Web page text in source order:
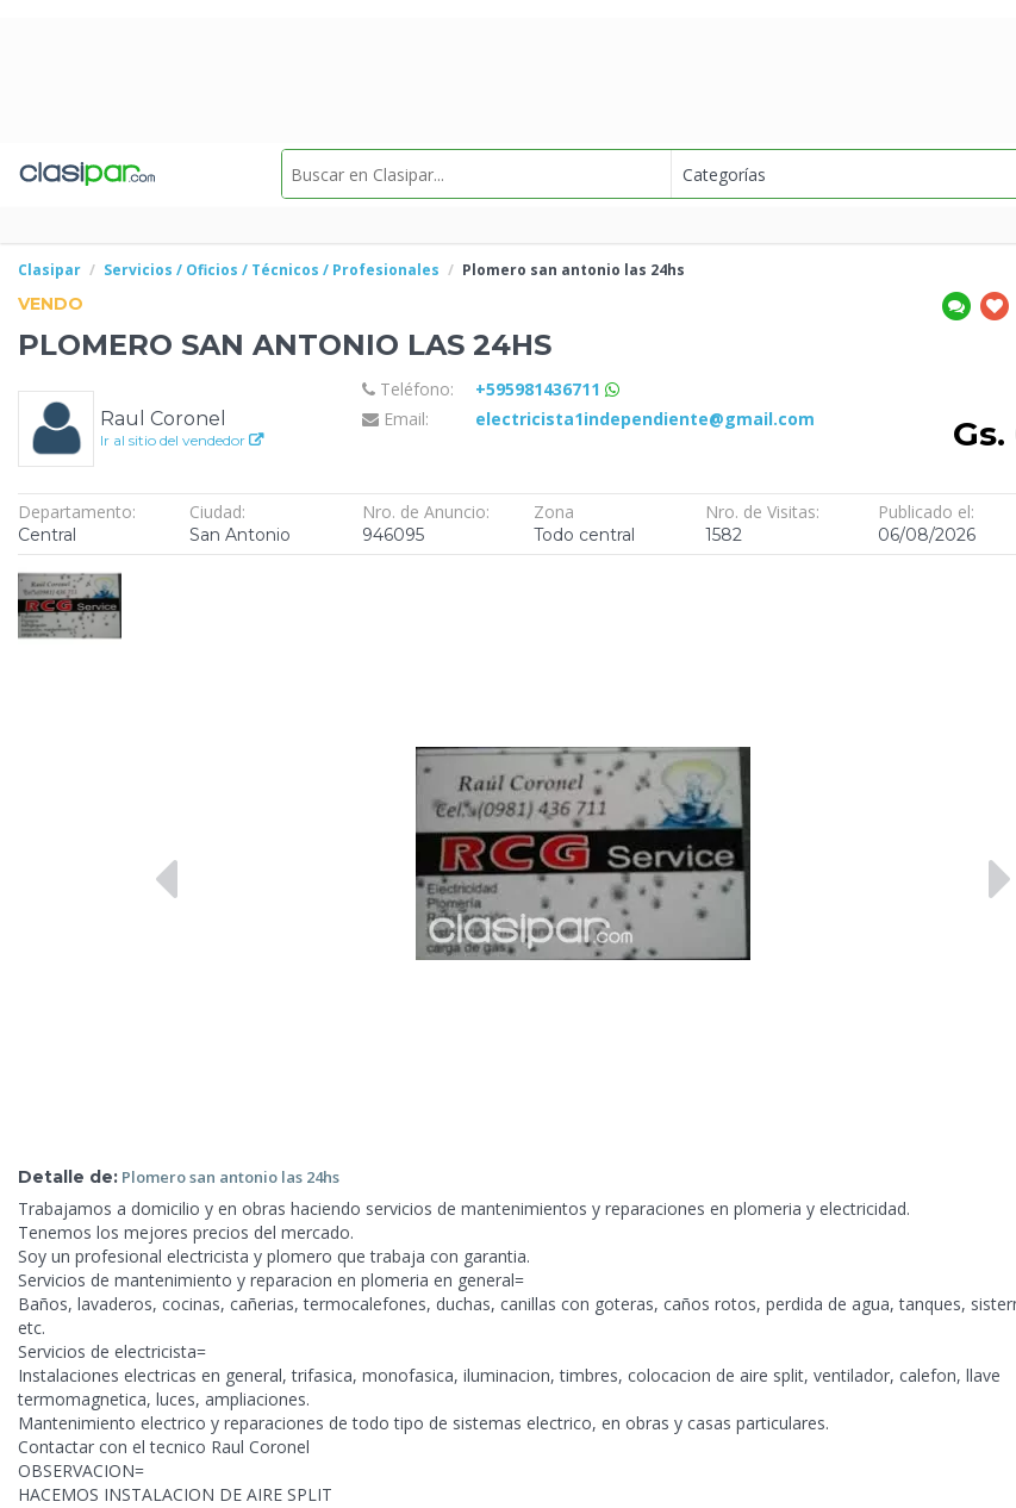
Clasipar Servicios / Oficios / Técnicos / Profesionales Plomero san antonio las 24hs
VENDO
PLOMERO SAN ANTONIO LAS 24HS
Raul Coronel
Ir al sitio del vendedor
Teléfono:
+595981436711
Email:
electricista1independiente@gmail.com Gs.
Departamento:
Central
Ciudad:
San Antonio
Nro. de Anuncio:
946095
Zona
Todo central
Nro. de Visitas:
1582
Publicado el:
06/08/2026
Detalle de: Plomero san antonio las 24hs
Trabajamos a domicilio y en obras haciendo servicios de mantenimientos y reparaciones en plomeria y electricidad.
Tenemos los mejores precios del mercado.
Soy un profesional electricista y plomero que trabaja con garantia.
Servicios de mantenimiento y reparacion en plomeria en general=
Baños, lavaderos, cocinas, cañerias, termocalefones, duchas, canillas con goteras, caños rotos, perdida de agua, tanques,
etc.
Servicios de electricista=
Instalaciones electricas en general, trifasica, monofasica, iluminacion, timbres, colocacion de aire split, ventilador, calefon, llave
termomagnetica, luces, ampliaciones.
Mantenimiento electrico y reparaciones de todo tipo de sistemas electrico, en obras y casas particulares.
Contactar con el tecnico Raul Coronel
OBSERVACION=
HACEMOS INSTALACION DE AIRE SPLIT